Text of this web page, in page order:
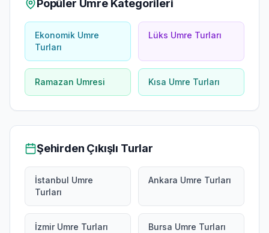
Popüler Umre Kategorileri
Ekonomik Umre
Turları
Lüks Umre Turları
Ramazan Umresi Kısa Umre Turları
Şehirden Çıkışlı Turlar
İstanbul Umre
Turları
Ankara Umre Turları
İzmir Umre Turları Bursa Umre Turları